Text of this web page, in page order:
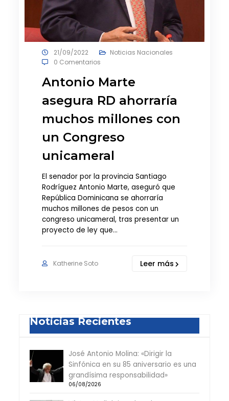
21/09/2022
Noticias Nacionales
0 Comentarios
Antonio Marte
asegura RD ahorraría
muchos millones con
un Congreso
unicameral
El senador por la provincia Santiago
Rodríguez Antonio Marte, aseguró que
República Dominicana se ahorraría
muchos millones de pesos con un
congreso unicameral, tras presentar un
proyecto de ley que…
Katherine Soto Leer más
Noticias Recientes
José Antonio Molina: «Dirigir la
Sinfónica en su 85 aniversario es una
grandísima responsabilidad»
06/08/2026